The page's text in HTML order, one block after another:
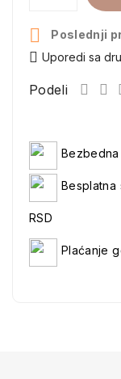

Poslednji
Uporedi sa
Podeli
Besplatna
RSD
Plaćanje